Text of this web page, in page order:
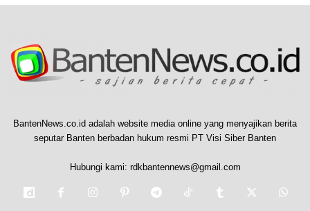
BantenNews.co.id adalah website media online yang menyajikan berita
seputar Banten berbadan hukum resmi PT Visi Siber Banten
Hubungi kami: rdkbantennews@gmail.com